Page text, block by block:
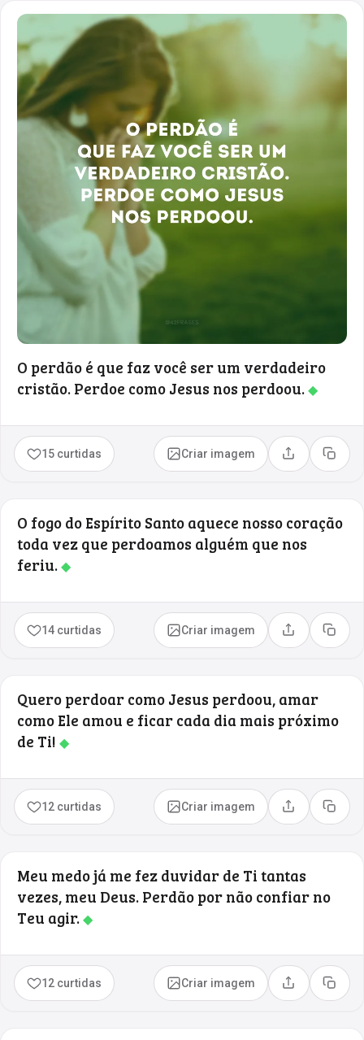
O perdão é que faz você ser um verdadeiro
cristão. Perdoe como Jesus nos perdoou.◆
15 curtidas Criar imagem Compartilhar
Copiar
O fogo do Espírito Santo aquece nosso coração
toda vez que perdoamos alguém que nos
feriu.◆
14 curtidas Criar imagem Compartilhar
Copiar
Quero perdoar como Jesus perdoou, amar
como Ele amou e ficar cada dia mais próximo
de Ti! ◆
12 curtidas Criar imagem Compartilhar
Copiar
Meu medo já me fez duvidar de Ti tantas
vezes, meu Deus. Perdão por não confiar no
Teu agir.◆
12 curtidas Criar imagem Compartilhar
Copiar